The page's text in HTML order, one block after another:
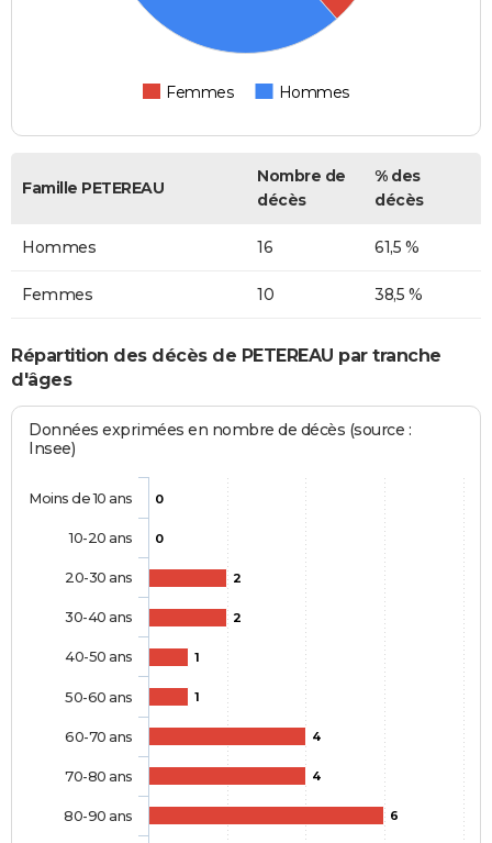
Femmes Hommes
Famille PETEREAU
Nombre de
décès
% des
décès
Hommes 16 61,5 %
Femmes 10 38,5 %
Répartition des décès de PETEREAU par tranche
d'âges
Données exprimées en nombre de décès (source :
Insee)
0
0
2
2
1
1
4
4
6
Moins de 10 ans
10-20 ans
20-30 ans
30-40 ans
40-50 ans
50-60 ans
60-70 ans
70-80 ans
80-90 ans